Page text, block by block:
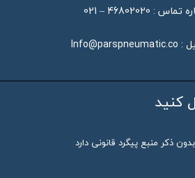
: 46802020 – 021
:
Info@parspneumatic.co
کنید
ذکر منبع پیگرد قانونی دارد